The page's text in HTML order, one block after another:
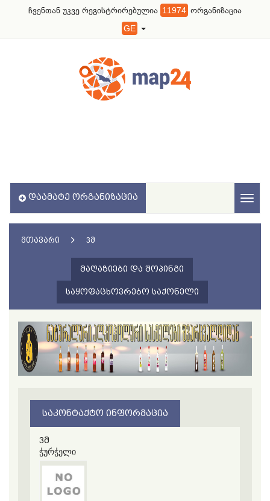
ჩვენთან უკვე რეგისტრირებულია 11974 ორგანიზაცია
GE
ᲓᲐᲐᲛᲐᲢᲔ ᲝᲠᲒᲐᲜᲘᲖᲐᲪᲘᲐ
ᲛᲗᲐᲕᲐᲠᲘ 3Მ
ᲛᲐᲦᲐᲖᲘᲔᲑᲘ ᲓᲐ ᲨᲝᲞᲘᲜᲒᲘ
ᲡᲐᲧᲝᲤᲐᲪᲮᲝᲕᲠᲔᲑᲝ ᲡᲐᲥᲝᲜᲔᲚᲘ
ᲡᲐᲙᲝᲜᲢᲐᲥᲢᲝ ᲘᲜᲤᲝᲠᲛᲐᲪᲘᲐ
3მ
ჭურჭელი